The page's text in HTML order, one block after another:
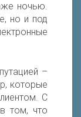
ночью.
но и под
–
которые
С
том, что